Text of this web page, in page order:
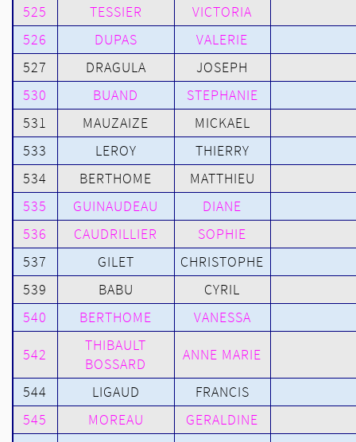
525 TESSIER
VICTORIA
526
DUPAS
VALERIE
527
DRAGULA
JOSEPH
530
BUAND
STEPHANIE
531
MAUZAIZE
MICKAEL
533
LEROY
THIERRY
534
BERTHOME
MATTHIEU
535
GUINAUDEAU
DIANE
536
CAUDRILLIER
SOPHIE
537
GILET
CHRISTOPHE
539
BABU
CYRIL
540
BERTHOME VANESSA
542
THIBAULT
BOSSARD
ANNE MARIE
544 LIGAUD
FRANCIS
545
MOREAU
GERALDINE